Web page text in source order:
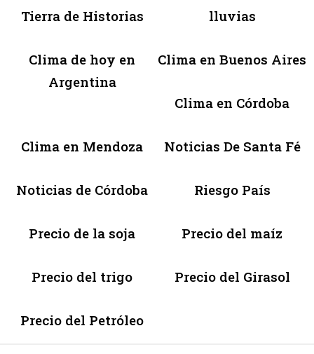
Tierra de Historias lluvias
Clima de hoy en
Argentina
Clima en Buenos Aires
Clima en Córdoba
Clima en Mendoza Noticias De Santa Fé
Noticias de Córdoba Riesgo País
Precio de la soja Precio del maíz
Precio del trigo Precio del Girasol
Precio del Petróleo